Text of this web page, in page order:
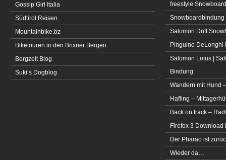
Gossip Girl Italia
Südtirol Reisen
Mountainbike.bz
Biketouren in den Brixner Bergen
Bergzeit Blog
Suki’s Dogblog
freestyle Snowboard
Snowboardbindung
Salomon Drift
Pinguino DeLonghi
Salomon Lotus |
Bindung
Wandern mit Hund
Hafling –
Back on track –
Firefox 3 Download
Der Pharao ist
Wieder da…